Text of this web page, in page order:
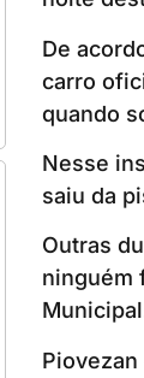
De
carro
quando
Nesse
saiu da
Outras
ninguém